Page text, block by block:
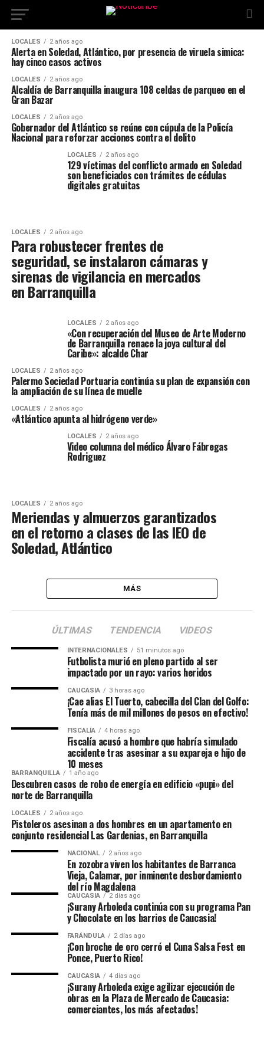
LOCALES 2 años ago
Alerta en Soledad, Atlántico, por presencia de viruela simica:
hay cinco casos activos
LOCALES 2 años ago
Alcaldía de Barranquilla inaugura 108 celdas de parqueo en el
Gran Bazar
LOCALES 2 años ago
Gobernador del Atlántico se reúne con cúpula de la Policía
Nacional para reforzar acciones contra el delito
LOCALES 2 años ago
129 víctimas del conflicto armado en Soledad
son beneficiados con trámites de cédulas
digitales gratuitas
LOCALES 2 años ago
Para robustecer frentes de
seguridad, se instalaron cámaras y
sirenas de vigilancia en mercados
en Barranquilla
LOCALES 2 años ago
«Con recuperación del Museo de Arte Moderno
de Barranquilla renace la joya cultural del
Caribe»: alcalde Char
LOCALES 2 años ago
Palermo Sociedad Portuaria continúa su plan de expansión con
la ampliación de su línea de muelle
LOCALES 2 años ago
«Atlántico apunta al hidrógeno verde»
LOCALES 2 años ago
Video columna del médico Álvaro Fábregas
Rodriguez
LOCALES 2 años ago
Meriendas y almuerzos garantizados
en el retorno a clases de las IEO de
Soledad, Atlántico
MÁS
ÚLTIMAS TENDENCIA VIDEOS
INTERNACIONALES 51 minutos ago
Futbolista murió en pleno partido al ser
impactado por un rayo: varios heridos
CAUCASIA 3 horas ago
¡Cae alias El Tuerto, cabecilla del Clan del Golfo:
Tenía más de mil millones de pesos en efectivo!
FISCALÍA 4 horas ago
Fiscalía acusó a hombre que habría simulado
accidente tras asesinar a su expareja e hijo de
10 meses
BARRANQUILLA 1 año ago
Descubren casos de robo de energía en edificio «pupi» del
norte de Barranquilla
LOCALES 2 años ago
Pistoleros asesinan a dos hombres en un apartamento en
conjunto residencial Las Gardenias, en Barranquilla
NACIONAL 2 años ago
En zozobra viven los habitantes de Barranca
Vieja, Calamar, por inminente desbordamiento
del río Magdalena
CAUCASIA 2 días ago
¡Surany Arboleda continúa con su programa Pan
y Chocolate en los barrios de Caucasia!
FARÁNDULA 2 días ago
¡Con broche de oro cerró el Cuna Salsa Fest en
Ponce, Puerto Rico!
CAUCASIA 4 días ago
¡Surany Arboleda exige agilizar ejecución de
obras en la Plaza de Mercado de Caucasia:
comerciantes, los más afectados!